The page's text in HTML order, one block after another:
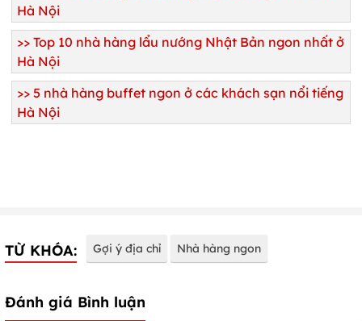
Hà Nội
>> Top 10 nhà hàng lẩu nướng Nhật Bản ngon nhất ở
Hà Nội
>> 5 nhà hàng buffet ngon ở các khách sạn nổi tiếng
Hà Nội
TỪ KHÓA: Gợi ý địa chỉ Nhà hàng ngon
Đánh giá Bình luận